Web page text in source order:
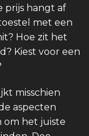
prijs hangt af
met een
Hoe zit het
Kiest voor een
misschien
aspecten
om het juiste